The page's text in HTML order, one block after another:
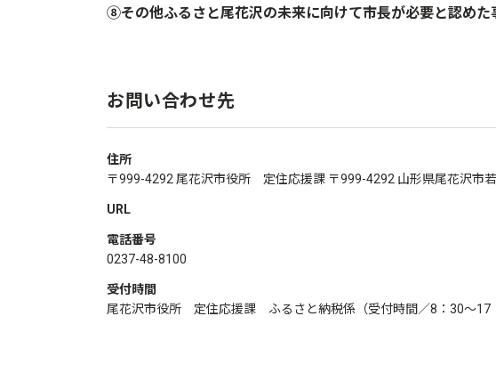
⑧その他ふるさと尾花沢の未来に向けて市長が必要と認めた
お問い合わせ先
住所
〒999-4292 尾花沢市役所 定住応援課 〒999-4292 山形県尾花沢市
URL
電話番号
0237-48-8100
受付時間
尾花沢市役所 定住応援課 ふるさと納税係（受付時間／8：30～17